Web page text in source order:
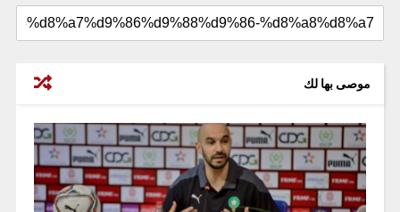
موصى بها لك